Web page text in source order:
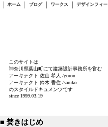
ホーム ブログ ワークス デザインフィー
このサイトは
神奈川県葉山町にて建築設計事務所を営む
アーキテクト 佐山 希人 /goron
アーキテクト 鈴木 香住 /saruko
のスタイルドキュメンツです
since 1999.03.19
■ 焚きはじめ